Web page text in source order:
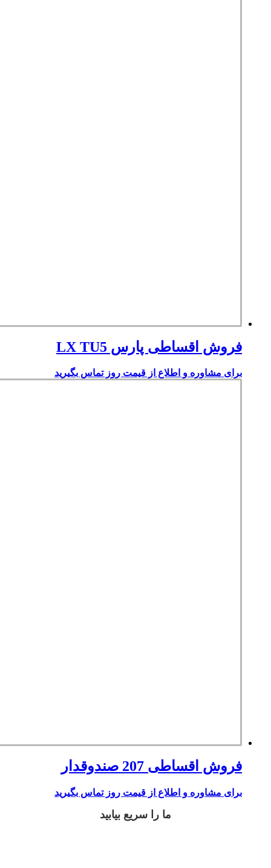
فروش اقساطی پارس LX TU5
برای مشاوره و اطلاع از قیمت روز تماس بگیرید
فروش اقساطی 207 صندوقدار
برای مشاوره و اطلاع از قیمت روز تماس بگیرید
ما را سریع بیابید